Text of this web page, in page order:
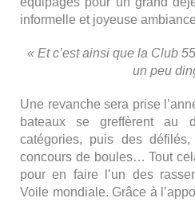
informelle et joyeuse
« Et c’est ainsi que la Club
un peu
Une revanche sera prise
bateaux se greffèrent au
catégories, puis des
concours de boules… Tout
pour en faire l’un des
Voile mondiale. Grâce à